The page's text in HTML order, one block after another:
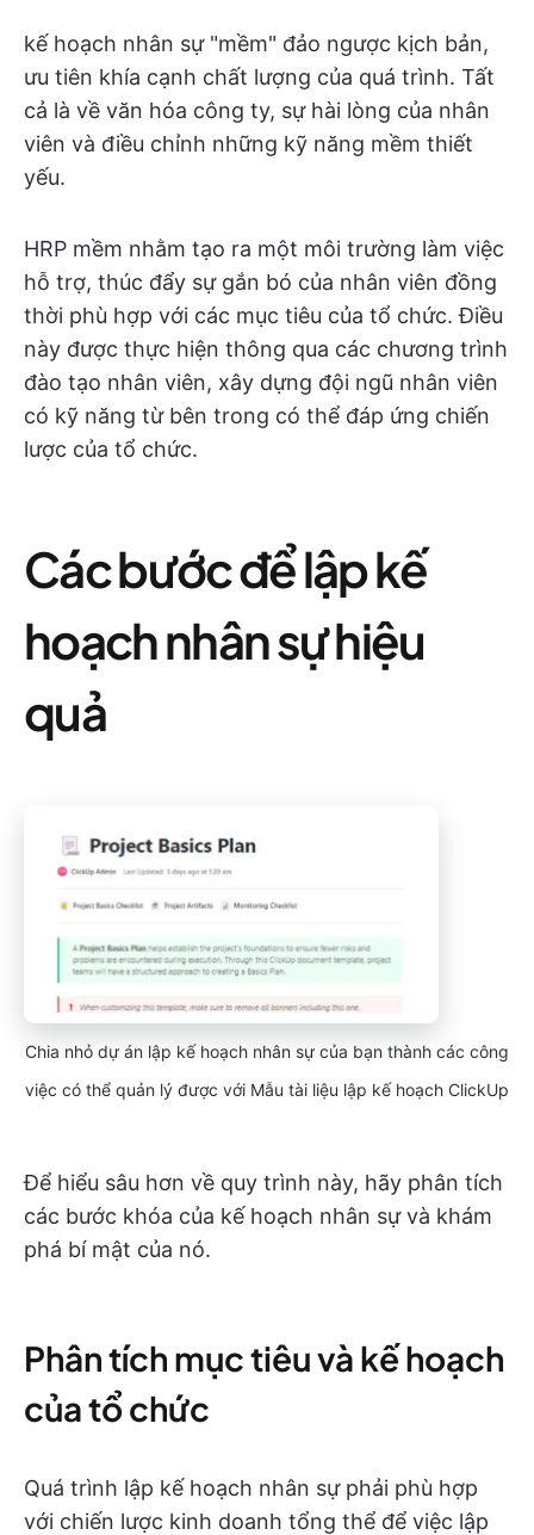
kế hoạch nhân sự "mềm" đảo ngược kịch bản,
ưu tiên khía cạnh chất lượng của quá trình. Tất
cả là về văn hóa công ty, sự hài lòng của nhân
viên và điều chỉnh những kỹ năng mềm thiết
yếu.
HRP mềm nhằm tạo ra một môi trường làm việc
hỗ trợ, thúc đẩy sự gắn bó của nhân viên đồng
thời phù hợp với các mục tiêu của tổ chức. Điều
này được thực hiện thông qua các chương trình
đào tạo nhân viên, xây dựng đội ngũ nhân viên
có kỹ năng từ bên trong có thể đáp ứng chiến
lược của tổ chức.
Các bước để lập kế
hoạch nhân sự hiệu
quả
Chia nhỏ dự án lập kế hoạch nhân sự của bạn thành các công
việc có thể quản lý được với Mẫu tài liệu lập kế hoạch ClickUp
Để hiểu sâu hơn về quy trình này, hãy phân tích
các bước khóa của kế hoạch nhân sự và khám
phá bí mật của nó.
Phân tích mục tiêu và kế hoạch
của tổ chức
Quá trình lập kế hoạch nhân sự phải phù hợp
với chiến lược kinh doanh tổng thể để việc lập